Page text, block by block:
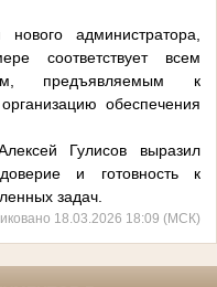
администратора,
соответствует всем
предъявляемым к
обеспечения
Гулисов выразил
и готовность к
задач.
18.03.2026 18:09 (МСК)